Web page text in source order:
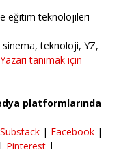
eğitim teknolojileri
sinema, teknoloji, YZ,
Yazarı tanımak için
platformlarında
Substack | Facebook |
| Pinterest |